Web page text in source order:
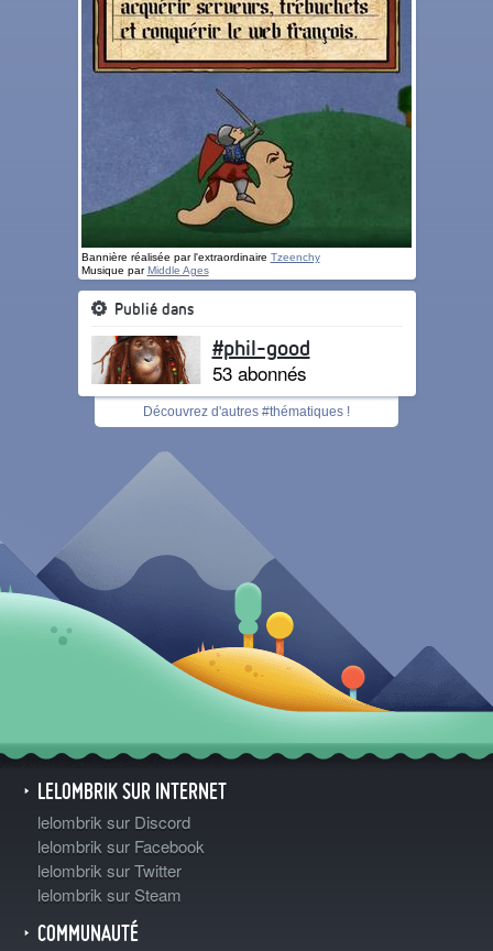
Bannière réalisée par l'extraordinaire Tzeenchy
Musique parMiddle Ages
Publié dans
#phil-good
53 abonnés
Découvrez d'autres #thématiques !
LELOMBRIK SUR INTERNET
lelombrik sur Discord
lelombrik sur Facebook
lelombrik sur Twitter
lelombrik sur Steam
COMMUNAUTÉ